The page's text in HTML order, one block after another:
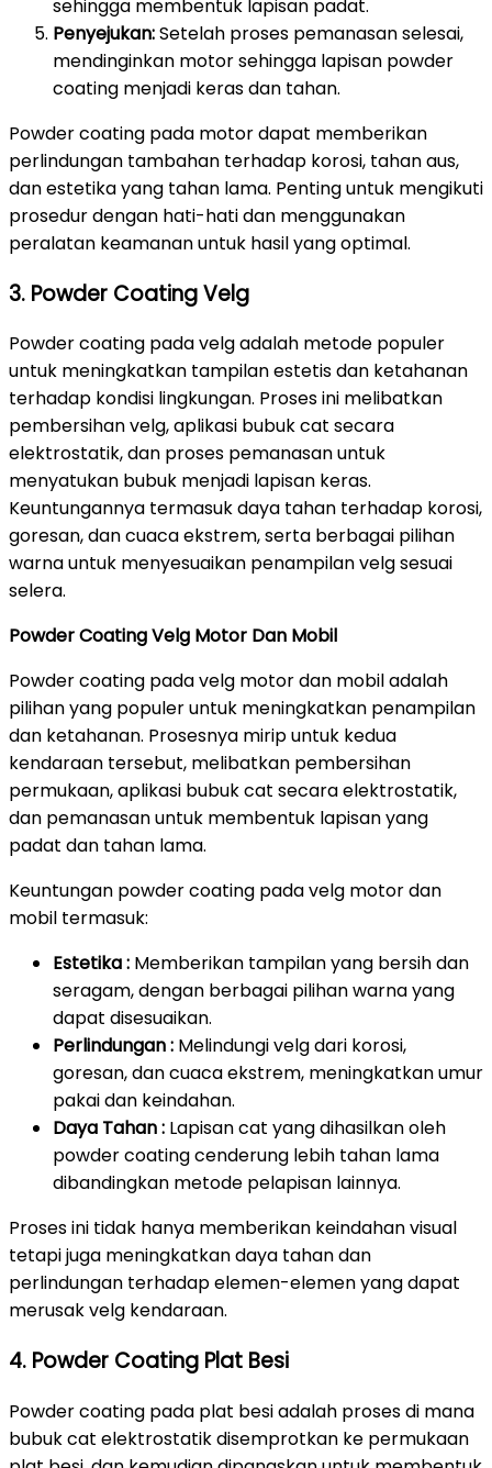
sehingga membentuk lapisan padat.
Penyejukan:Setelah proses pemanasan selesai,
mendinginkan motor sehingga lapisan powder
coating menjadi keras dan tahan.
Powder coating pada motor dapat memberikan
perlindungan tambahan terhadap korosi, tahan aus,
dan estetika yang tahan lama. Penting untuk mengikuti
prosedur dengan hati-hati dan menggunakan
peralatan keamanan untuk hasil yang optimal.
3. Powder Coating Velg
Powder coating pada velg adalah metode populer
untuk meningkatkan tampilan estetis dan ketahanan
terhadap kondisi lingkungan. Proses ini melibatkan
pembersihan velg, aplikasi bubuk cat secara
elektrostatik, dan proses pemanasan untuk
menyatukan bubuk menjadi lapisan keras.
Keuntungannya termasuk daya tahan terhadap korosi,
goresan, dan cuaca ekstrem, serta berbagai pilihan
warna untuk menyesuaikan penampilan velg sesuai
selera.
Powder Coating Velg Motor Dan Mobil
Powder coating pada velg motor dan mobil adalah
pilihan yang populer untuk meningkatkan penampilan
dan ketahanan. Prosesnya mirip untuk kedua
kendaraan tersebut, melibatkan pembersihan
permukaan, aplikasi bubuk cat secara elektrostatik,
dan pemanasan untuk membentuk lapisan yang
padat dan tahan lama.
Keuntungan powder coating pada velg motor dan
mobil termasuk:
Estetika : Memberikan tampilan yang bersih dan
seragam, dengan berbagai pilihan warna yang
dapat disesuaikan.
Perlindungan : Melindungi velg dari korosi,
goresan, dan cuaca ekstrem, meningkatkan umur
pakai dan keindahan.
Daya Tahan : Lapisan cat yang dihasilkan oleh
powder coating cenderung lebih tahan lama
dibandingkan metode pelapisan lainnya.
Proses ini tidak hanya memberikan keindahan visual
tetapi juga meningkatkan daya tahan dan
perlindungan terhadap elemen-elemen yang dapat
merusak velg kendaraan.
4. Powder Coating Plat Besi
Powder coating pada plat besi adalah proses di mana
bubuk cat elektrostatik disemprotkan ke permukaan